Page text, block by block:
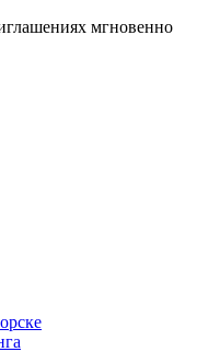
мгновенно